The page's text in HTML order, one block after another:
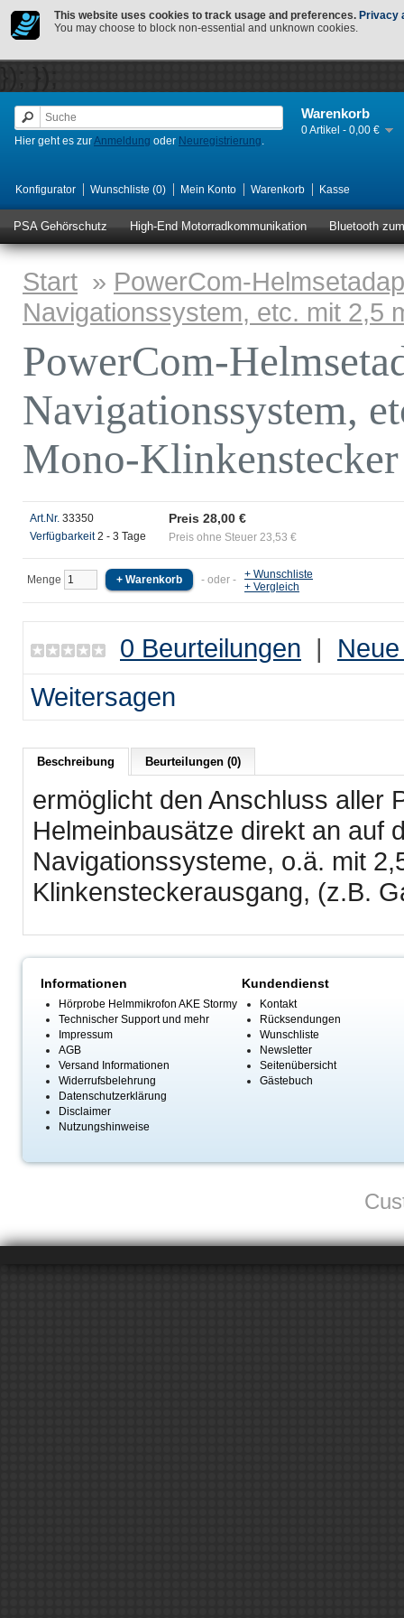
This website uses cookies to track usage and preferences. Privacy
You may choose to block non-essential and unknown cookies.
Warenkorb
0 Artikel - 0,00 €
Hier geht es zurAnmeldung oder Neuregistrierung.
Konfigurator Wunschliste (0) Mein Konto Warenkorb Kasse
PSA Gehörschutz High-End Motorradkommunikation Bluetooth
Start » PowerCom-
Navigationssystem, etc. mit 2,5
PowerCom-
Navigationssystem,
Mono-Klinkenstecker
Art.Nr. 33350
Verfügbarkeit2 - 3 Tage
Preis 28,00 €
Preis ohne Steuer 23,53 €
Menge - oder -
+ Wunschliste
+ Vergleich
0 Beurteilungen |
Weitersagen
Beschreibung Beurteilungen (0)
ermöglicht den Anschluss aller
Helmeinbausätze direkt an auf
Navigationssysteme, o.ä. mit
Klinkensteckerausgang, (z.B.
Informationen
Hörprobe Helmmikrofon AKE Stormy
Technischer Support und mehr
Impressum
AGB
Versand Informationen
Widerrufsbelehrung
Datenschutzerklärung
Disclaimer
Nutzungshinweise
Kundendienst
Kontakt
Rücksendungen
Wunschliste
Newsletter
Seitenübersicht
Gästebuch